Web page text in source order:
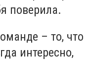
поверила.
– то, что
интересно,